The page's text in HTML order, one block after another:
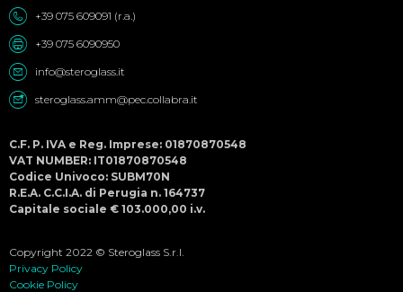
+39 075 609091 (r.a.)
+39 075 6090950
info@steroglass.it
steroglass.amm@pec.collabra.it
C.F. P. IVA e Reg. Imprese: 01870870548
VAT NUMBER: IT01870870548
Codice Univoco: SUBM70N
R.E.A. C.C.I.A. di Perugia n. 164737
Capitale sociale € 103.000,00 i.v.
Copyright 2022 © Steroglass S.r.l.
Privacy Policy
Cookie Policy